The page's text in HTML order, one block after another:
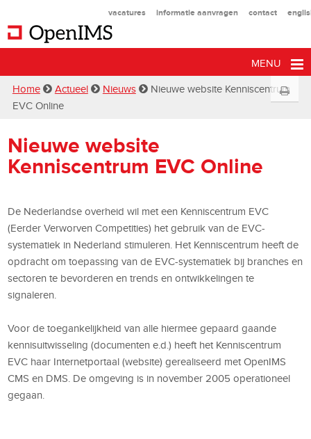
vacatures informatie aanvragen contact
MENU
Home Actueel Nieuws
Nieuwe website Kenniscentrum
EVC Online
Nieuwe website
Kenniscentrum EVC Online
De Nederlandse overheid wil met een Kenniscentrum EVC
(Eerder Verworven Competities) het gebruik van de EVC-
systematiek in Nederland stimuleren. Het Kenniscentrum heeft de
opdracht om toepassing van de EVC-systematiek bij branches en
sectoren te bevorderen en trends en ontwikkelingen te
signaleren.
Voor de toegankelijkheid van alle hiermee gepaard gaande
kennisuitwisseling (documenten e.d.) heeft het Kenniscentrum
EVC haar Internetportaal (website) gerealiseerd met OpenIMS
CMS en DMS. De omgeving is in november 2005 operationeel
gegaan.